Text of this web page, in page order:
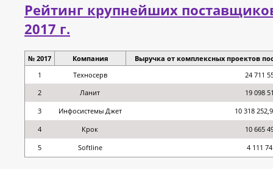
Рейтинг крупнейших
2017 г.
№ 2017 Компания
Выручка от комплексных проектов
1
Техносерв
24 711
2
Ланит
19 098
3
Инфосистемы Джет
10 318
4
Крок
10 665
5
Softline 4 111